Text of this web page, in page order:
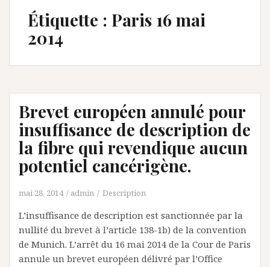
Étiquette : Paris 16 mai
2014
Brevet européen annulé pour
insuffisance de description de
la fibre qui revendique aucun
potentiel cancérigène.
mai 28, 2014 admin Description
L’insuffisance de description est sanctionnée par la
nullité du brevet à l’article 138-1b) de la convention
de Munich. L’arrêt du 16 mai 2014 de la Cour de Paris
annule un brevet européen délivré par l’Office